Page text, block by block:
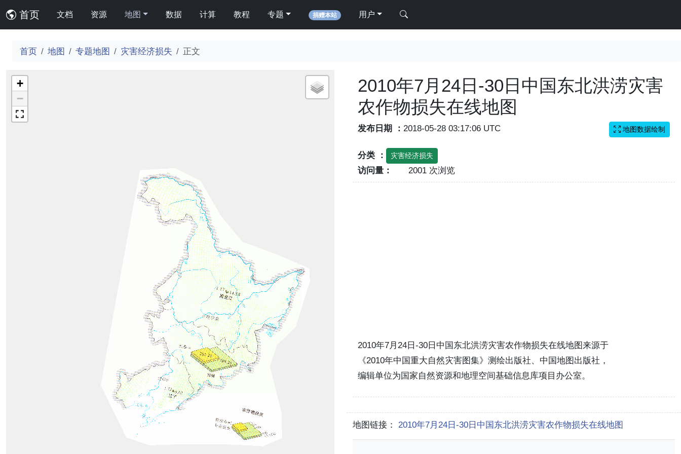
首页 文档 资源 地图 数据 计算 教程 专题 捐赠本站 用户
首页 地图 专题地图 灾害经济损失 正文
+
−
2010年7月24日-30日中国东北洪涝灾害
农作物损失在线地图
发布日期 ： 2018-05-28 03:17:06 UTC
分类 ： 灾害经济损失
访问量： 2001 次浏览
地图数据绘制
2010年7月24日-30日中国东北洪涝灾害农作物损失在线地图来源于
《2010年中国重大自然灾害图集》测绘出版社、中国地图出版社，
编辑单位为国家自然资源和地理空间基础信息库项目办公室。
地图链接： 2010年7月24日-30日中国东北洪涝灾害农作物损失在线地图